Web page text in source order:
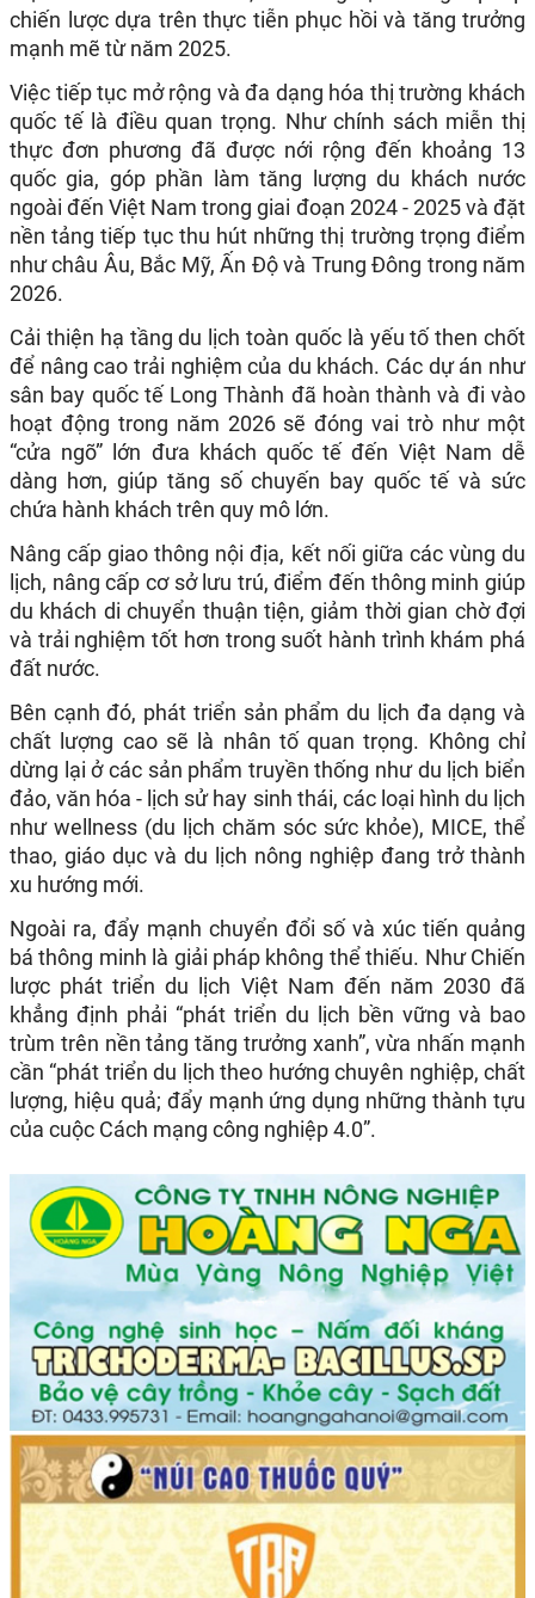
chiến lược dựa trên thực tiễn phục hồi và tăng trưởng
mạnh mẽ từ năm 2025.
Việc tiếp tục mở rộng và đa dạng hóa thị trường khách
quốc tế là điều quan trọng. Như chính sách miễn thị
thực đơn phương đã được nới rộng đến khoảng 13
quốc gia, góp phần làm tăng lượng du khách nước
ngoài đến Việt Nam trong giai đoạn 2024 - 2025 và đặt
nền tảng tiếp tục thu hút những thị trường trọng điểm
như châu Âu, Bắc Mỹ, Ấn Độ và Trung Đông trong năm
2026.
Cải thiện hạ tầng du lịch toàn quốc là yếu tố then chốt
để nâng cao trải nghiệm của du khách. Các dự án như
sân bay quốc tế Long Thành đã hoàn thành và đi vào
hoạt động trong năm 2026 sẽ đóng vai trò như một
“cửa ngõ” lớn đưa khách quốc tế đến Việt Nam dễ
dàng hơn, giúp tăng số chuyến bay quốc tế và sức
chứa hành khách trên quy mô lớn.
Nâng cấp giao thông nội địa, kết nối giữa các vùng du
lịch, nâng cấp cơ sở lưu trú, điểm đến thông minh giúp
du khách di chuyển thuận tiện, giảm thời gian chờ đợi
và trải nghiệm tốt hơn trong suốt hành trình khám phá
đất nước.
Bên cạnh đó, phát triển sản phẩm du lịch đa dạng và
chất lượng cao sẽ là nhân tố quan trọng. Không chỉ
dừng lại ở các sản phẩm truyền thống như du lịch biển
đảo, văn hóa - lịch sử hay sinh thái, các loại hình du lịch
như wellness (du lịch chăm sóc sức khỏe), MICE, thể
thao, giáo dục và du lịch nông nghiệp đang trở thành
xu hướng mới.
Ngoài ra, đẩy mạnh chuyển đổi số và xúc tiến quảng
bá thông minh là giải pháp không thể thiếu. Như Chiến
lược phát triển du lịch Việt Nam đến năm 2030 đã
khẳng định phải “phát triển du lịch bền vững và bao
trùm trên nền tảng tăng trưởng xanh”, vừa nhấn mạnh
cần “phát triển du lịch theo hướng chuyên nghiệp, chất
lượng, hiệu quả; đẩy mạnh ứng dụng những thành tựu
của cuộc Cách mạng công nghiệp 4.0”.